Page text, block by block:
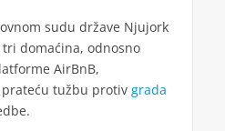
sudu države Njujork
domaćina, odnosno
AirBnB,
tužbu protiv grada